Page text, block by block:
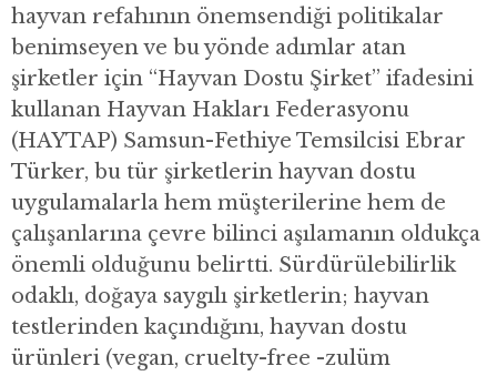
hayvan refahının önemsendiği politikalar
benimseyen ve bu yönde adımlar atan
şirketler için “Hayvan Dostu Şirket” ifadesini
kullanan Hayvan Hakları Federasyonu
(HAYTAP) Samsun-Fethiye Temsilcisi Ebrar
Türker, bu tür şirketlerin hayvan dostu
uygulamalarla hem müşterilerine hem de
çalışanlarına çevre bilinci aşılamanın oldukça
önemli olduğunu belirtti. Sürdürülebilirlik
odaklı, doğaya saygılı şirketlerin; hayvan
testlerinden kaçındığını, hayvan dostu
ürünleri (vegan, cruelty-free -zulüm